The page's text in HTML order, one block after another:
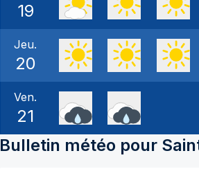
19
Jeu.
20
Ven.
21
Bulletin météo pour